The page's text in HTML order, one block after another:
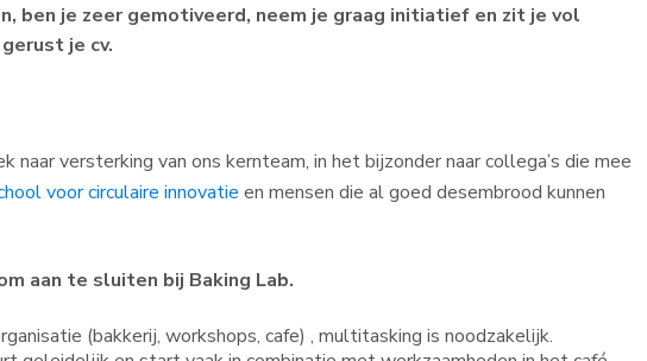
ben je zeer gemotiveerd, neem je graag initiatief en zit je vol
je cv.
naar versterking van ons kernteam, in het bijzonder naar collega’s die mee
voor circulaire innovatie en mensen die al goed desembrood kunnen
aan te sluiten bij Baking Lab.
(bakkerij, workshops, cafe) , multitasking is noodzakelijk.